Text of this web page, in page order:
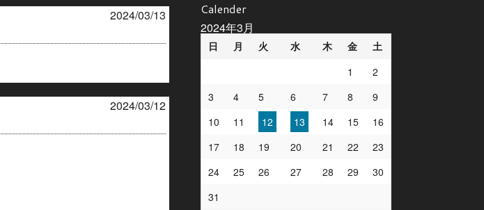
2024/03/13
2024/03/12
Calender
2024年3月
日 月 火 水 木 金 土
1
2
3
4 5 6 7 8
9
10
11 12 13 14 15
16
17
18 19 20 21 22
23
24
25 26 27 28 29
30
31